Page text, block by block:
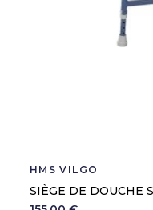
HMS VILGO
SIÈGE DE DOUCHE